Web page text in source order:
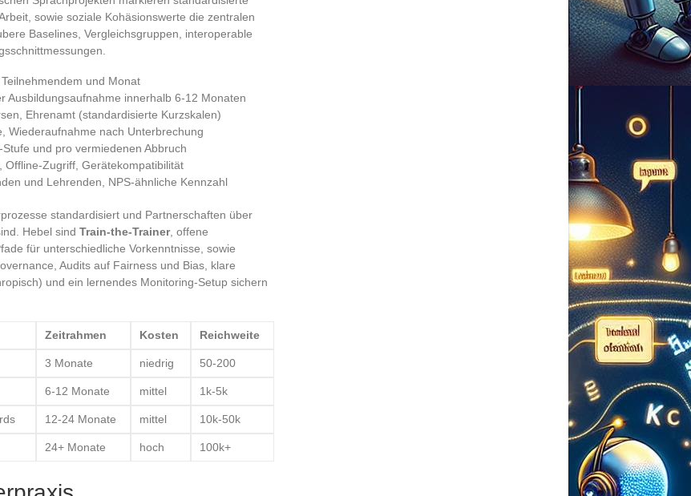
sowie soziale Kohäsionswerte die zentralen
Baselines, Vergleichsgruppen, interoperable
und Monat
Ausbildungsaufnahme innerhalb 6-12 Monaten
Ehrenamt (standardisierte Kurzskalen)
Wiederaufnahme nach Unterbrechung
und pro vermiedenen Abbruch
Offline-Zugriff, Gerätekompatibilität
und Lehrenden, NPS-ähnliche Kennzahl
standardisiert und Partnerschaften über
Hebel sind Train-the-Trainer, offene
für unterschiedliche Vorkenntnisse, sowie
Audits auf Fairness und Bias, klare
und ein lernendes Monitoring-Setup sichern
Zeitrahmen Kosten Reichweite
3 Monate niedrig 50-200
6-12 Monate mittel 1k-5k
12-24 Monate mittel 10k-50k
24+ Monate hoch 100k+